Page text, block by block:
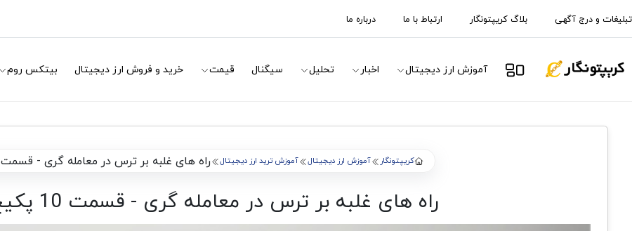
تبلیغات و درج آگهی بلاگ کریپتونگار ارتباط با ما درباره ما
آموزش ارز دیجیتال اخبار تحلیل سیگنال قیمت خرید و فروش ارز دیجیتال بیتکس روم
کریپتونگار آموزش ارز دیجیتال آموزش ترید ارز دیجیتال راه های غلبه بر ترس در معامله گری - قسمت 10 پکیج آموزش ترید
راه های غلبه بر ترس در معامله گری - قسمت 10 پکیج آموزش ترید